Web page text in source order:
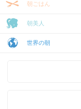
朝ごはん
朝美人
世界の朝